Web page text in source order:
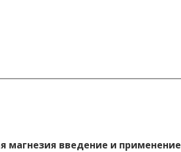
магнезия введение и применение